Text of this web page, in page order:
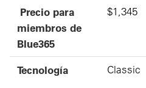
Precio para
miembros de
Blue365
$1,345
Tecnología Classic